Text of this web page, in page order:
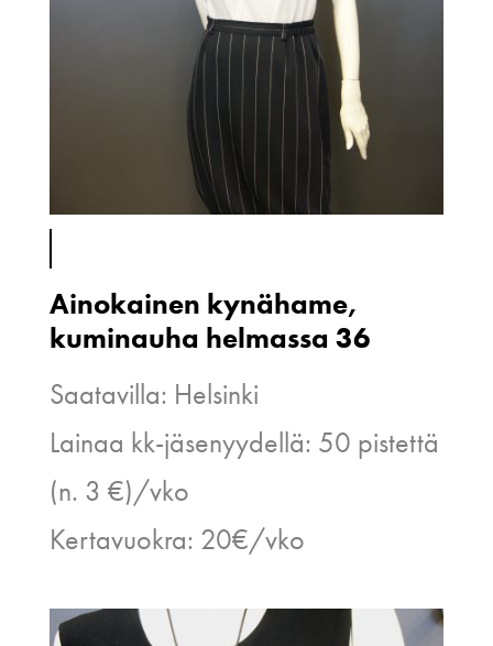
Ainokainen kynähame,
kuminauha helmassa 36
Saatavilla: Helsinki
Lainaa kk-jäsenyydellä: 50 pistettä
(n. 3 €)/vko
Kertavuokra: 20€/vko